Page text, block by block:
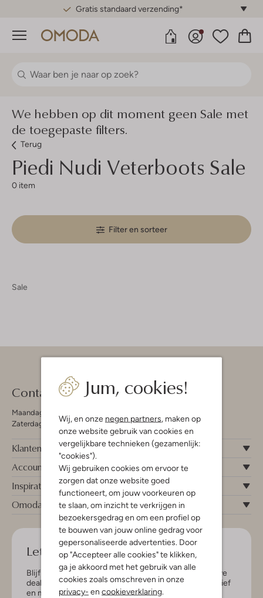
Gratis standaard verzending*
Menu
Jum, cookies!
Wij, en onze negen partners , maken op
onze website gebruik van cookies en
vergelijkbare technieken (gezamenlijk:
"cookies").
Wij gebruiken cookies om ervoor te
zorgen dat onze website goed
functioneert, om jouw voorkeuren op
te slaan, om inzicht te verkrijgen in
bezoekersgedrag en om een profiel op
te bouwen van jouw online gedrag voor
gepersonaliseerde advertenties. Door
op "Accepteer alle cookies" te klikken,
ga je akkoord met het gebruik van alle
cookies zoals omschreven in onze
privacy- en cookieverklaring
We hebben op dit moment geen Sale met
de toegepaste filters.
Terug
Piedi Nudi Veterboots Sale
0 item
Filter en sorteer
Sale
Contact
Maandag - Vrijdag 09:00 - 19:00 uur
Zaterdag 09:00 - 17:00 uur
Klantenservice
Account
Inspiratie
Omoda
Let's keep in touch!
Blijf op de hoogte van de nieuwste items en exclusieve
deals, speciaal voor jou. Schrijf je in voor de nieuwsbrief
en maak kans op € 150,- shoptegoed.